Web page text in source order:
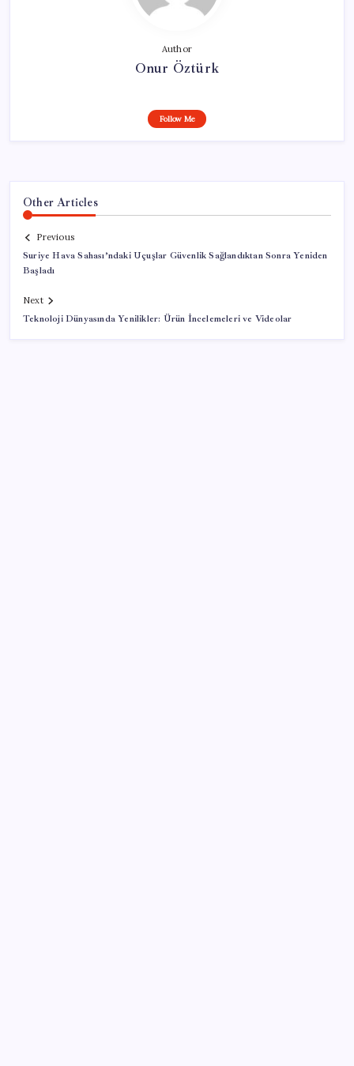
Author
Onur Öztürk
Follow Me
Other Articles
Previous
Suriye Hava Sahası’ndaki Uçuşlar Güvenlik Sağlandıktan Sonra Yeniden
Başladı
Next
Teknoloji Dünyasında Yenilikler: Ürün İncelemeleri ve Videolar